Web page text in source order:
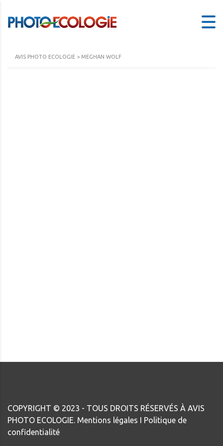
AVIS PHOTO ECOLOGIE > MEGHAN WOLF
COPYRIGHT © 2023 - TOUS DROITS RÉSERVÉS À AVIS
PHOTO ECOLOGIE. Mentions légales I Politique de
confidentialité